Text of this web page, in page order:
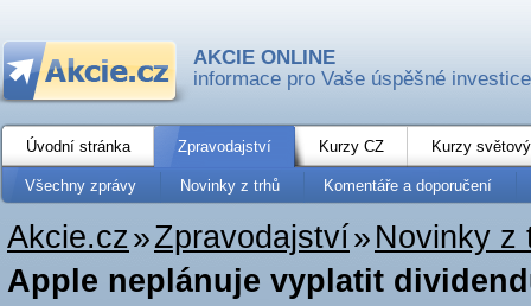
AKCIE ONLINE
informace pro Vaše úspěšné investice
Úvodní stránka Zpravodajství Kurzy CZ Kurzy
Všechny zprávy Novinky z trhů Komentáře a doporučení
Akcie.cz»Zpravodajství» Novinky z
Apple neplánuje vyplatit